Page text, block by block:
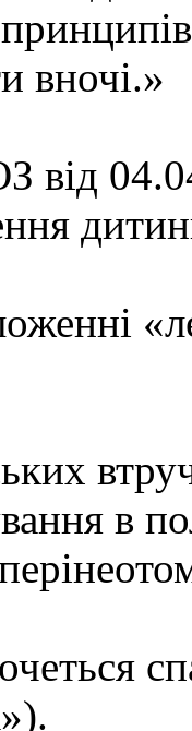
вночі.»
в